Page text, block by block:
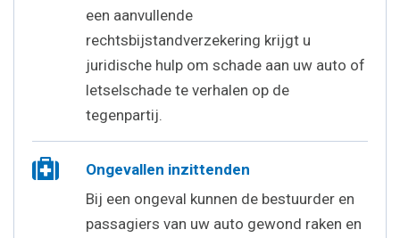
een aanvullende
rechtsbijstandverzekering krijgt u
juridische hulp om schade aan uw auto of
letselschade te verhalen op de
tegenpartij.
Ongevallen inzittenden
Bij een ongeval kunnen de bestuurder en
passagiers van uw auto gewond raken en